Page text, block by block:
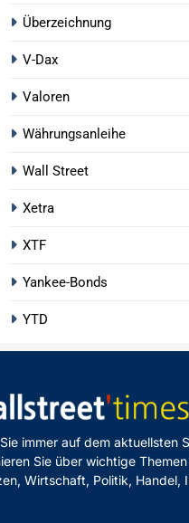
Überzeichnung
V-Dax
Valoren
Währungsanleihe
Wall Street
Xetra
XTF
Yankee-Bonds
YTD
immer auf dem aktuellsten
Sie über wichtige
Wirtschaft, Politik, Handel,